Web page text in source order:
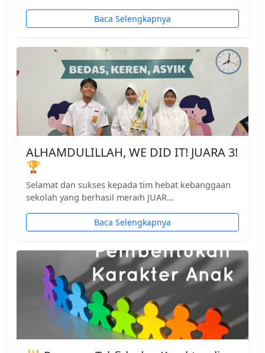
Baca Selengkapnya
ALHAMDULILLAH, WE DID IT! JUARA 3!
🏆
Selamat dan sukses kepada tim hebat kebanggaan
sekolah yang berhasil meraih JUAR...
Baca Selengkapnya